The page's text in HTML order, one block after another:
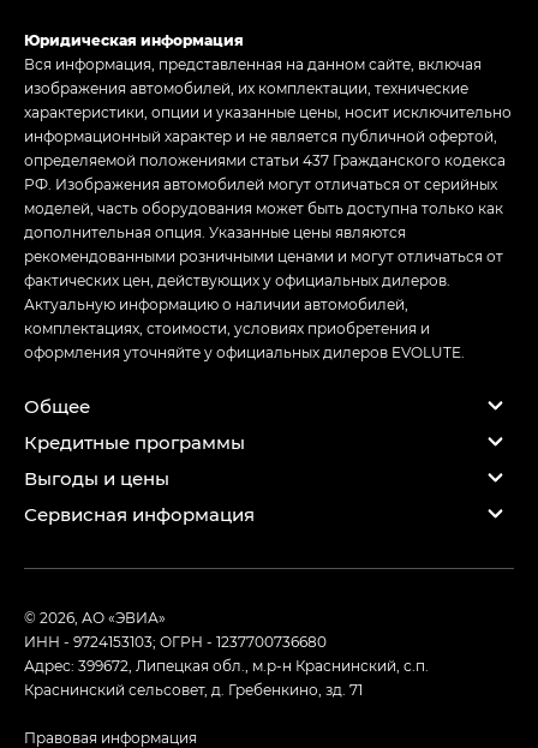
Юридическая информация
Вся информация, представленная на данном сайте, включая
изображения автомобилей, их комплектации, технические
характеристики, опции и указанные цены, носит исключительно
информационный характер и не является публичной офертой,
определяемой положениями статьи 437 Гражданского кодекса
РФ. Изображения автомобилей могут отличаться от серийных
моделей, часть оборудования может быть доступна только как
дополнительная опция. Указанные цены являются
рекомендованными розничными ценами и могут отличаться от
фактических цен, действующих у официальных дилеров.
Актуальную информацию о наличии автомобилей,
комплектациях, стоимости, условиях приобретения и
оформления уточняйте у официальных дилеров EVOLUTE.
Общее
Кредитные программы
Выгоды и цены
Сервисная информация
© 2026, АО «ЭВИА»
ИНН - 9724153103; ОГРН - 1237700736680
Адрес: 399672, Липецкая обл., м.р-н Краснинский, с.п.
Краснинский сельсовет, д. Гребенкино, зд. 71
Правовая информация